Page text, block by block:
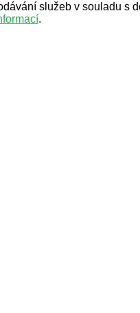
služeb v souladu s
.